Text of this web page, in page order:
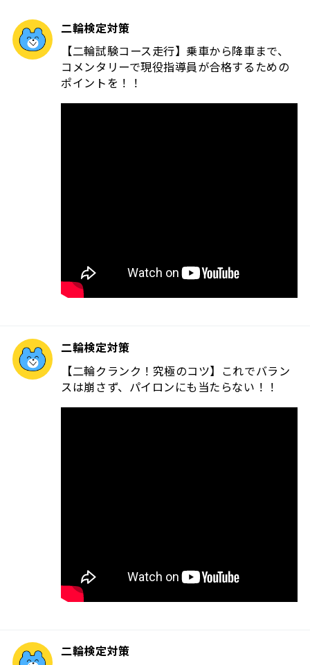
二輪検定対策
【二輪試験コース走行】乗車から降車まで、
コメンタリーで現役指導員が合格するための
ポイントを！！
二輪検定対策
【二輪クランク！究極のコツ】これでバラン
スは崩さず、パイロンにも当たらない！！
二輪検定対策